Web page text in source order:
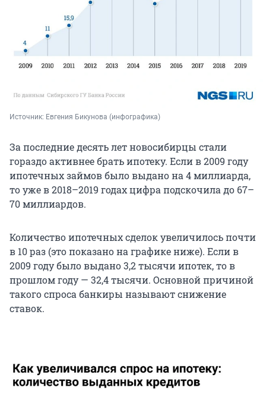
Источник: Евгения Бикунова (инфографика)
За последние десять лет новосибирцы стали
гораздо активнее брать ипотеку. Если в 2009 году
ипотечных займов было выдано на 4 миллиарда,
то уже в 2018–2019 годах цифра подскочила до 67–
70 миллиардов.
Количество ипотечных сделок увеличилось почти
в 10 раз (это показано на графике ниже). Если в
2009 году было выдано 3,2 тысячи ипотек, то в
прошлом году — 32,4 тысячи. Основной причиной
такого спроса банкиры называют снижение
ставок.